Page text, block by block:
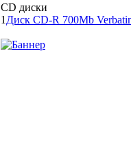
CD диски
1 Диск CD-R 700Mb